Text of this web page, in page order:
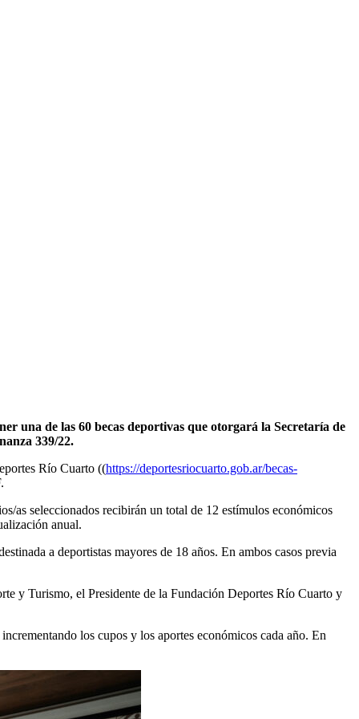
una de las 60 becas deportivas que otorgará la Secretaría de
339/22.
Río Cuarto ((https://deportesriocuarto.gob.ar/becas-
as seleccionados recibirán un total de 12 estímulos económicos
anual.
a deportistas mayores de 18 años. En ambos casos previa
y Turismo, el Presidente de la Fundación Deportes Río Cuarto y
los cupos y los aportes económicos cada año. En